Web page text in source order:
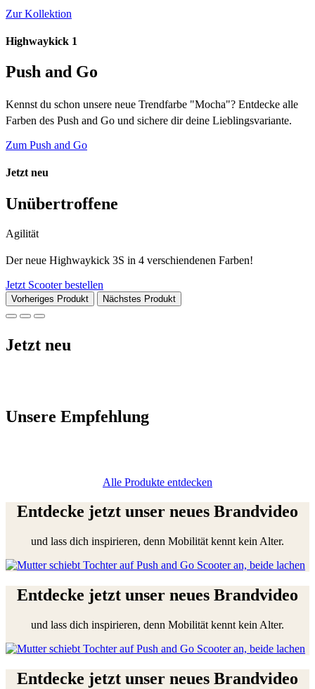
Zur Kollektion
Highwaykick 1
Push and Go
Kennst du schon unsere neue Trendfarbe "Mocha"? Entdecke alle
Farben des Push and Go und sichere dir deine Lieblingsvariante.
Zum Push and Go
Jetzt neu
Unübertroffene
Agilität
Der neue Highwaykick 3S in 4 verschiendenen Farben!
Jetzt Scooter bestellen
Vorheriges Produkt Nächstes Produkt
Jetzt neu
Unsere Empfehlung
Alle Produkte entdecken
Entdecke jetzt unser neues Brandvideo
und lass dich inspirieren, denn Mobilität kennt kein Alter.
Entdecke jetzt unser neues Brandvideo
und lass dich inspirieren, denn Mobilität kennt kein Alter.
Entdecke jetzt unser neues Brandvideo